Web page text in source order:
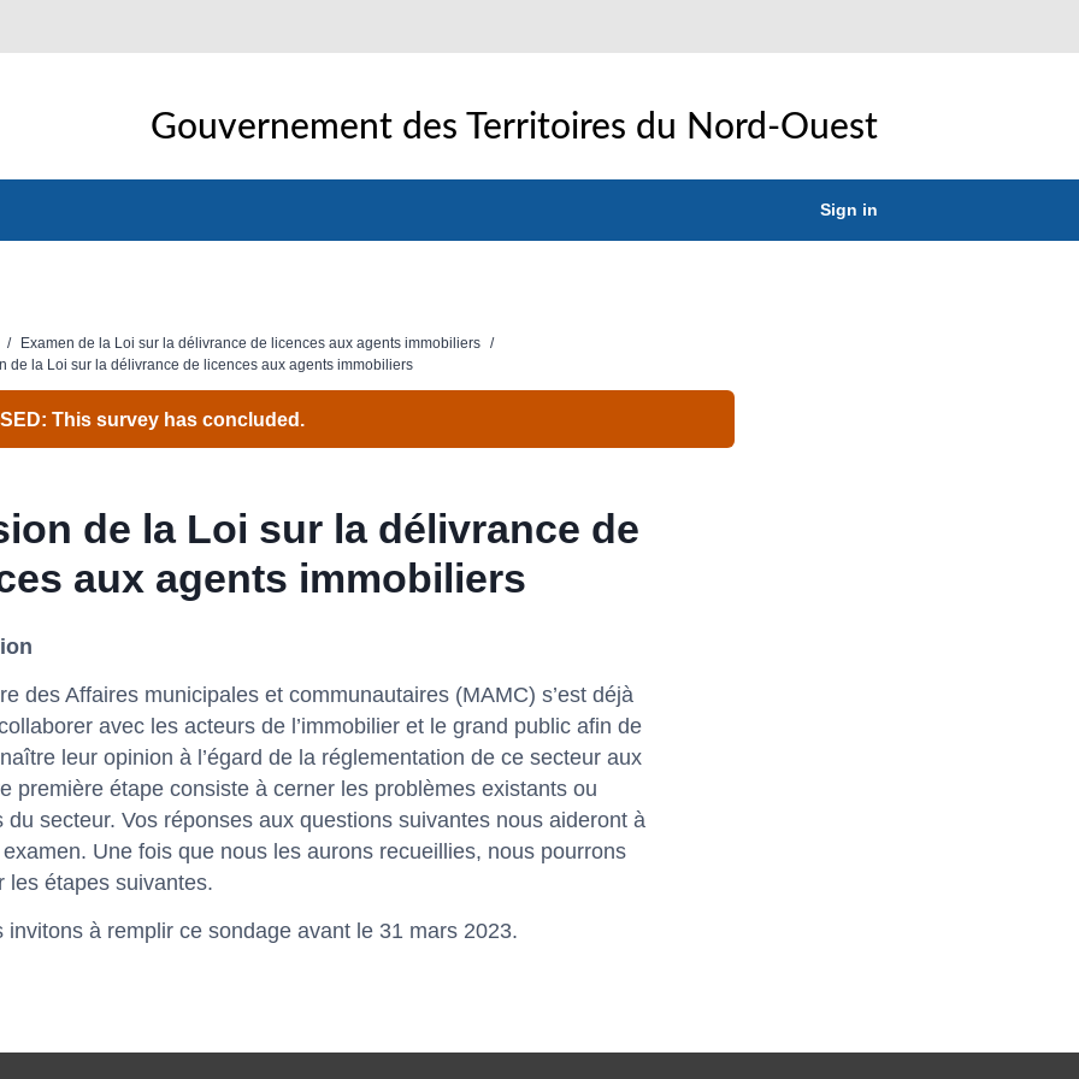
Gouvernement des Territoires du Nord-Ouest
Sign in
/ Examen de la Loi sur la délivrance de licences aux agents immobiliers /
de la Loi sur la délivrance de licences aux agents immobiliers
This survey has concluded.
de la Loi sur la délivrance de
aux agents immobiliers
des Affaires municipales et communautaires (MAMC) s’est déjà
avec les acteurs de l’immobilier et le grand public afin de
leur opinion à l’égard de la réglementation de ce secteur aux
première étape consiste à cerner les problèmes existants ou
du secteur. Vos réponses aux questions suivantes nous aideront à
Une fois que nous les aurons recueillies, nous pourrons
les étapes suivantes.
invitons à remplir ce sondage avant le 31 mars 2023.